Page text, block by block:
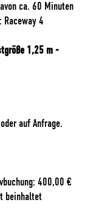
ca. 60 Minuten
Raceway 4
1,25 m -
auf Anfrage.
400,00 €
beinhaltet